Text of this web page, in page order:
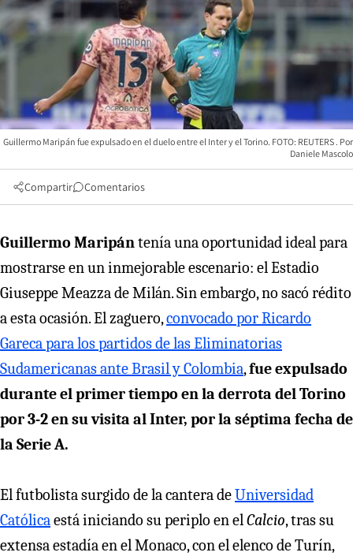
Guillermo Maripán fue expulsado en el duelo entre el Inter y el Torino. FOTO: REUTERS
Daniele Mascolo
Compartir Comentarios
Guillermo Maripántenía una oportunidad ideal para
mostrarse en un inmejorable escenario: el Estadio
Giuseppe Meazza de Milán. Sin embargo, no sacó rédito
a esta ocasión. El zaguero,convocado por Ricardo
Gareca para los partidos de las Eliminatorias
Sudamericanas ante Brasil y Colombia,fue expulsado
durante el primer tiempo en la derrota del Torino
por 3-2 en su visita al Inter, por la séptima fecha de
la Serie A.
El futbolista surgido de la cantera deUniversidad
Católicaestá iniciando su periplo en elCalcio, tras su
extensa estadía en el Monaco, con el elenco de Turín,